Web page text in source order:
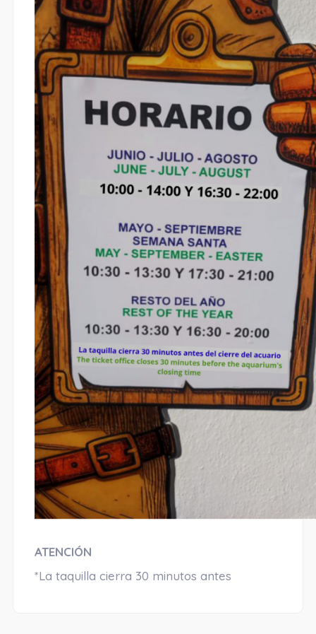
ATENCIÓN
*La taquilla cierra 30 minutos antes